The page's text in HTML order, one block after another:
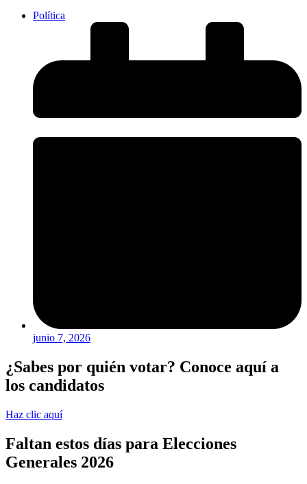
Política
junio 7, 2026
¿Sabes por quién votar? Conoce aquí a
los candidatos
Haz clic aquí
Faltan estos días para Elecciones
Generales 2026